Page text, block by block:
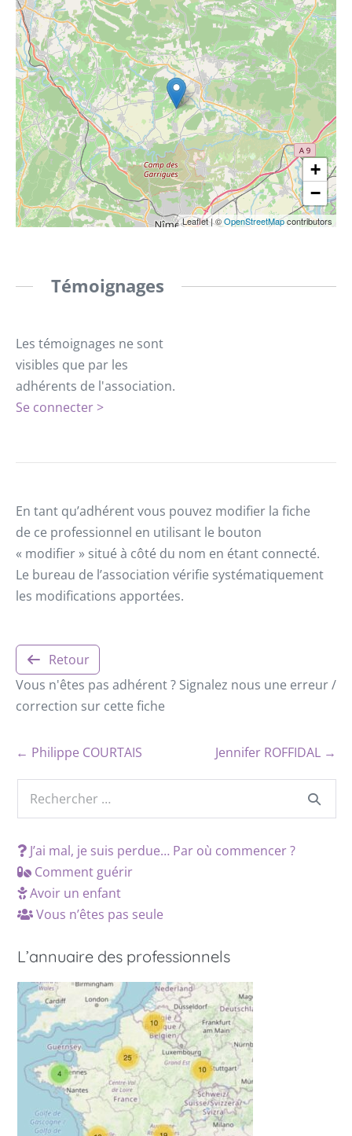
+
−
Leaflet|©OpenStreetMapcontributors
Témoignages
Les témoignages ne sont
visibles que par les
adhérents de l'association.
Se connecter >
En tant qu’adhérent vous pouvez modifier la fiche
de ce professionnel en utilisant le bouton
« modifier » situé à côté du nom en étant connecté.
Le bureau de l’association vérifie systématiquement
les modifications apportées.
Retour
Vous n'êtes pas adhérent ? Signalez nous une erreur /
correction sur cette fiche
← Philippe COURTAIS Jennifer ROFFIDAL →
J’ai mal, je suis perdue… Par où commencer ?
Comment guérir
Avoir un enfant
Vous n’êtes pas seule
L’annuaire des professionnels